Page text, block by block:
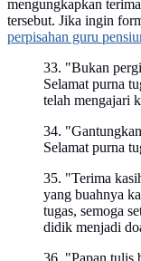
mengungkapkan
tersebut. Jika ingin
perpisahan guru
33. "Bukan
Selamat purna
telah mengajari
34.
Selamat purna
35. "Terima
yang buahnya
tugas, semoga
didik menjadi
36. "Papan tulis